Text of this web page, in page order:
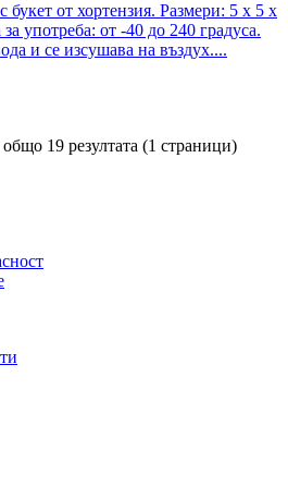
от хортензия. Размери: 5 x 5 x
употреба: от -40 до 240 градуса.
и се изсушава на въздух....
19 резултата (1 страници)